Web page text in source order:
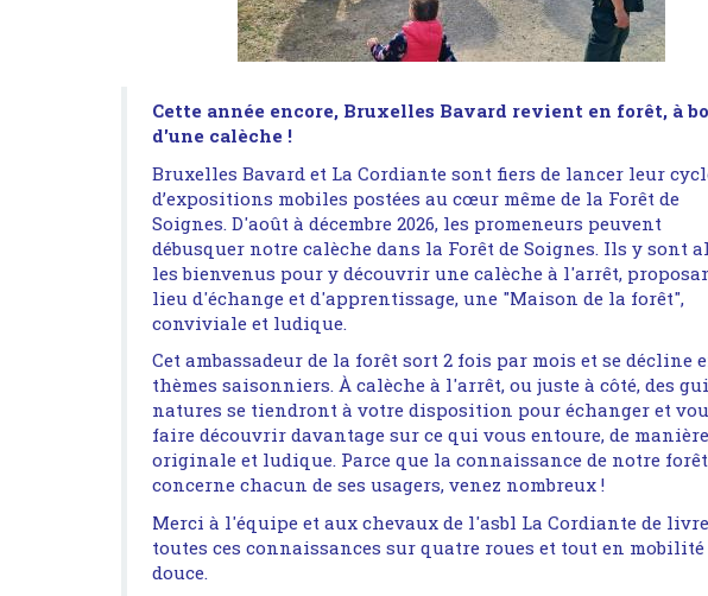
Cette année encore, Bruxelles Bavard revient en forêt, à
d'une calèche !
Bruxelles Bavard et La Cordiante sont fiers de lancer leur
d’expositions mobiles postées au cœur même de la Forêt de
Soignes. D'août à décembre 2026, les promeneurs peuvent
débusquer notre calèche dans la Forêt de Soignes. Ils y sont
les bienvenus pour y découvrir une calèche à l'arrêt,
lieu d'échange et d'apprentissage, une "Maison de la forêt",
conviviale et ludique.
Cet ambassadeur de la forêt sort 2 fois par mois et se décline
thèmes saisonniers. À calèche à l'arrêt, ou juste à côté, des
natures se tiendront à votre disposition pour échanger et
faire découvrir davantage sur ce qui vous entoure, de manière
originale et ludique. Parce que la connaissance de notre forêt
concerne chacun de ses usagers, venez nombreux !
Merci à l'équipe et aux chevaux de l'asbl La Cordiante de
toutes ces connaissances sur quatre roues et tout en mobilité
douce.